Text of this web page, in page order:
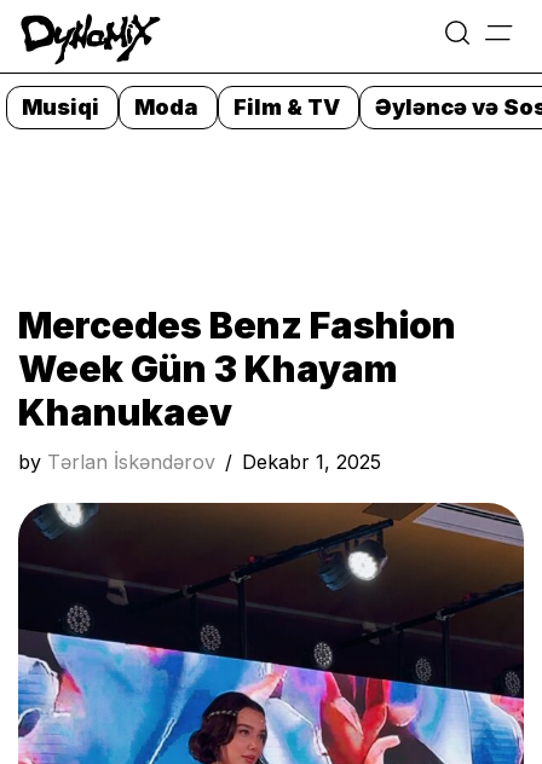
Skip
to
content
=
Musiqi Moda Film & TV Əyləncə və
Mercedes Benz Fashion
Week Gün 3 Khayam
Khanukaev
by Tərlan İskəndərov Dekabr 1, 2025